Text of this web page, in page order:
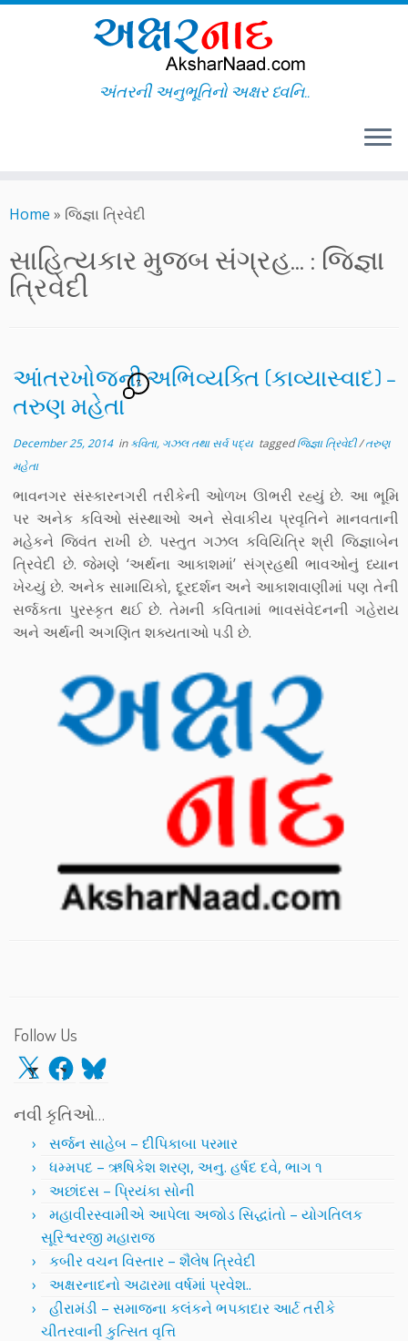
to
અંતરની અનુભૂતિનો અક્ષર ધ્વનિ..
Home » જિજ્ઞા ત્રિવેદી
સાહિત્યકાર મુજબ સંગ્રહ... : જિજ્ઞા
ત્રિવેદી
આંતરખોજની અભિવ્યક્તિ (કાવ્યાસ્વાદ) –
તરુણ મહેતા
7
December 25, 2014inકવિતા, ગઝલ તથા સર્વ પદ્ય taggedજિજ્ઞા ત્રિવેદી/તરુણ
મહેતા
ભાવનગર સંસ્કારનગરી તરીકેની ઓળખ ઊભરી રહ્યું છે. આ ભૂમિ
પર અનેક કવિઓ સંસ્થાઓ અને સેવાકીય પ્રવૃતિને માનવતાની
મહેકને જિવંત રાખી છે. પસ્તુત ગઝલ કવિયિત્રિ શ્રી જિજ્ઞાબેન
ત્રિવેદી છે. જેમણે ‘અર્થના આકાશમાં’ સંગ્રહથી ભાવઓનું ધ્યાન
ખેચ્યું છે. અનેક સામાયિકો, દૂરદર્શન અને આકાશવાણીમાં પણ તેની
સર્જકતા પુરસ્કૃત થઈ છે. તેમની કવિતામાં ભાવસંવેદનની ગહેરાય
અને અર્થની અગણિત શક્યતાઓ પડી છે.
Follow Us
X Facebook
Bluesky
નવી કૃતિઓ…
સર્જન સાહેબ – દીપિકાબા પરમાર
ધમ્મપદ – ઋષિકેશ શરણ, અનુ. હર્ષદ દવે, ભાગ ૧
અછાંદસ – પ્રિયંકા સોની
મહાવીરસ્વામીએ આપેલા અજોડ સિદ્ધાંતો – યોગતિલક
સૂરિશ્વરજી મહારાજ
કબીર વચન વિસ્તાર – શૈલેષ ત્રિવેદી
અક્ષરનાદનો અઢારમા વર્ષમાં પ્રવેશ..
હીરામંડી – સમાજના કલંકને ભપકાદાર આર્ટ તરીકે
ચીતરવાની કુત્સિત વૃત્તિ